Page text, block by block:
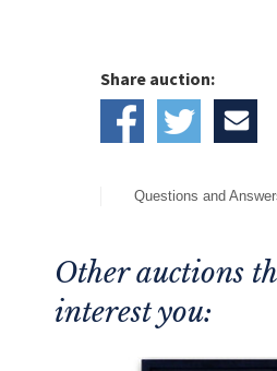
Share auction:
Questions and
Other auctions
interest you: